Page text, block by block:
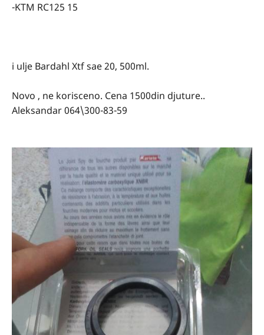
-KTM RC125 15
i ulje Bardahl Xtf sae 20, 500ml.
Novo , ne korisceno. Cena 1500din djuture..
Aleksandar 064\300-83-59